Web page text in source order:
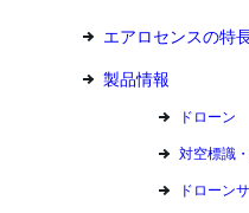
エアロセンスの特
製品情報
ドローン
対空標識
ドローン